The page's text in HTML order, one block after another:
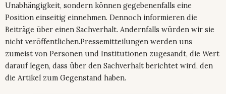
Unabhängigkeit, sondern können gegebenenfalls eine
Position einseitig einnehmen. Dennoch informieren die
Beiträge über einen Sachverhalt. Andernfalls würden wir sie
nicht veröffentlichen.Pressemitteilungen werden uns
zumeist von Personen und Institutionen zugesandt, die Wert
darauf legen, dass über den Sachverhalt berichtet wird, den
die Artikel zum Gegenstand haben.